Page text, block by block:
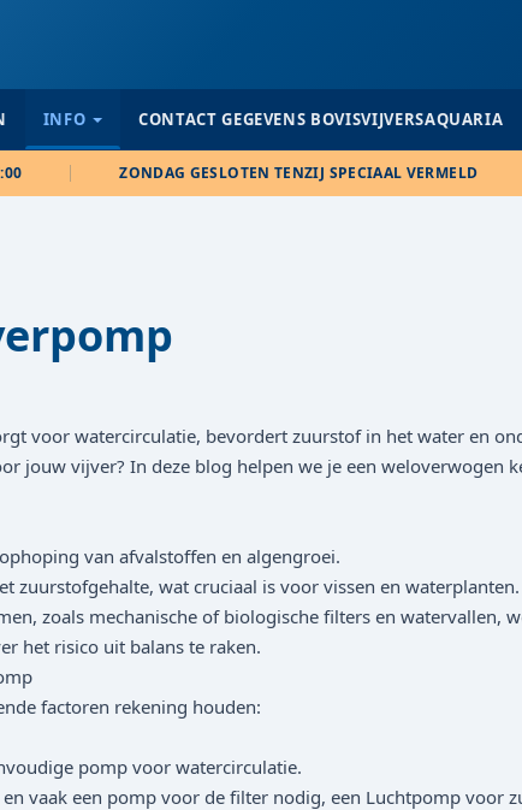
INFO CONTACT GEGEVENS BOVISVIJVERSAQUARIA
ZONDAG GESLOTEN TENZIJ SPECIAAL VERMELD
voor watercirculatie, bevordert zuurstof in het water en
jouw vijver? In deze blog helpen we je een weloverwogen
van afvalstoffen en algengroei.
wat cruciaal is voor vissen en waterplanten.
zoals mechanische of biologische filters en watervallen,
het risico uit balans te raken.
factoren rekening houden:
pomp voor watercirculatie.
een pomp voor de filter nodig, een Luchtpomp voor